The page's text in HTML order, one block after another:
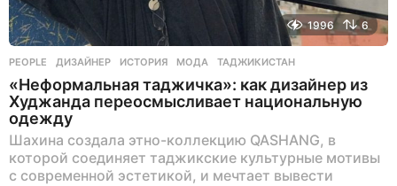
1996 6
PEOPLE ДИЗАЙНЕР ,ИСТОРИЯ ,МОДА ,ТАДЖИКИСТАН
«Неформальная таджичка»: как дизайнер из
Худжанда переосмысливает национальную
одежду
Шахина создала этно-коллекцию QASHANG, в
которой соединяет таджикские культурные мотивы
с современной эстетикой, и мечтает вывести